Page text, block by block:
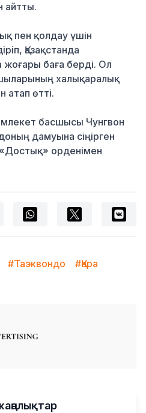
айтты.
пен қолдау үшін
Қазақстанда
баға берді. Ол
халықаралық
атап өтті.
басшысы Чунгвон
дамуына сіңірген
«Достық» орденімен
#Таэквондо
#Қара